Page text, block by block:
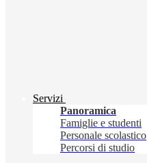
Servizi
Panoramica
Famiglie e studenti
Personale scolastico
Percorsi di studio